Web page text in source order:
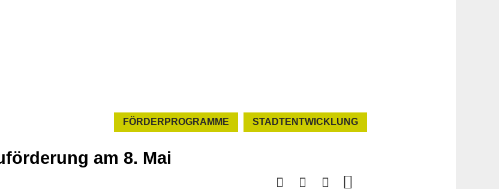
FÖRDERPROGRAMME STADTENTWICKLUNG
am 8. Mai